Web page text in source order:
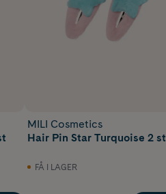
MILI Cosmetics
Hair Pin Star Turquoise 2 st
FÅ I LAGER